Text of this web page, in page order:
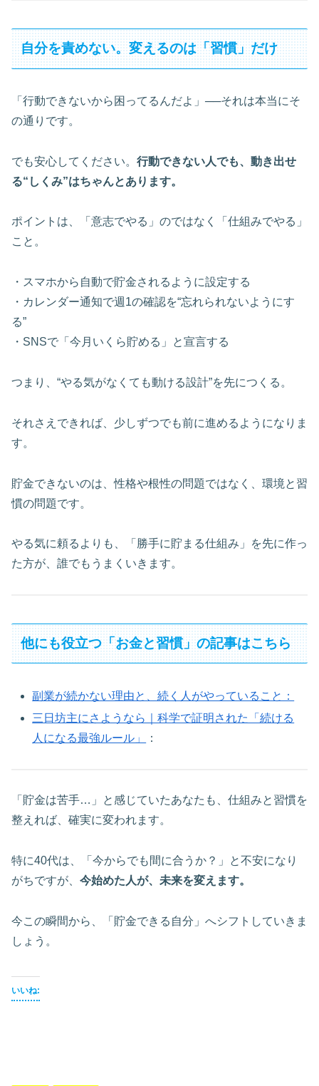
自分を責めない。変えるのは「習慣」だけ
「行動できないから困ってるんだよ」──それは本当にそ
の通りです。
でも安心してください。 行動できない人でも、動き出せ
る“しくみ”はちゃんとあります。
ポイントは、「意志でやる」のではなく「仕組みでやる」
こと。
・スマホから自動で貯金されるように設定する
・カレンダー通知で週1の確認を“忘れられないようにす
る”
・SNSで「今月いくら貯める」と宣言する
つまり、“やる気がなくても動ける設計”を先につくる。
それさえできれば、少しずつでも前に進めるようになりま
す。
貯金できないのは、性格や根性の問題ではなく、環境と習
慣の問題です。
やる気に頼るよりも、「勝手に貯まる仕組み」を先に作っ
た方が、誰でもうまくいきます。
他にも役立つ「お金と習慣」の記事はこちら
副業が続かない理由と、続く人がやっていること：
三日坊主にさようなら｜科学で証明された「続ける
人になる最強ルール」
：
「貯金は苦手…」と感じていたあなたも、仕組みと習慣を
整えれば、確実に変われます。
特に40代は、「今からでも間に合うか？」と不安になり
がちですが、 今始めた人が、未来を変えます。
今この瞬間から、「貯金できる自分」へシフトしていきま
しょう。
いいね: